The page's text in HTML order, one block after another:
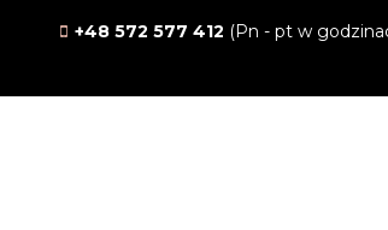
+48 572 577 412 (Pn - pt w